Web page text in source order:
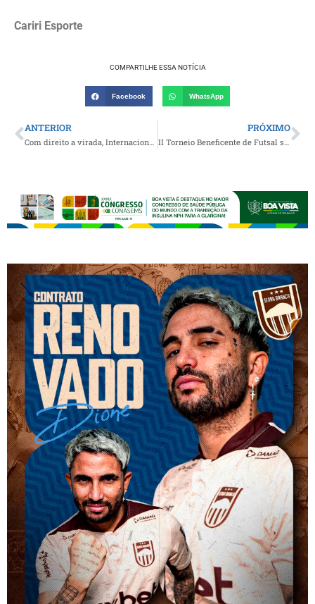
Cariri Esporte
COMPARTILHE ESSA NOTÍCIA
Facebook WhatsApp
ANTERIOR
Com direito a virada, Internacional de Gurjão vence o Botafogo de Poço das Pedras e conquista o título da 5ª Copa do Sítio Salão
PRÓXIMO
II Torneio Beneficente de Futsal será realizado no próximo dia 16 na comunidade do Caluête, em Boa Vista